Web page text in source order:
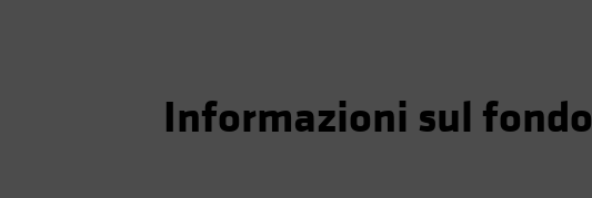
Informazioni sul fondo